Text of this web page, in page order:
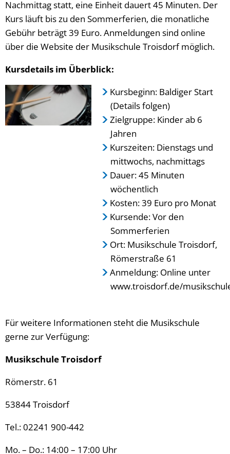
Nachmittag statt, eine Einheit dauert 45 Minuten. Der
Kurs läuft bis zu den Sommerferien, die monatliche
Gebühr beträgt 39 Euro. Anmeldungen sind online
über die Website der Musikschule Troisdorf möglich.
Kursdetails im Überblick:
Kursbeginn: Baldiger Start
(Details folgen)
Zielgruppe: Kinder ab 6
Jahren
Kurszeiten: Dienstags und
mittwochs, nachmittags
Dauer: 45 Minuten
wöchentlich
Kosten: 39 Euro pro Monat
Kursende: Vor den
Sommerferien
Ort: Musikschule Troisdorf,
Römerstraße 61
Anmeldung: Online unter
www.troisdorf.de/
Für weitere Informationen steht die Musikschule
gerne zur Verfügung:
Musikschule Troisdorf
Römerstr. 61
53844 Troisdorf
Tel.: 02241 900-442
Mo. – Do.: 14:00 – 17:00 Uhr